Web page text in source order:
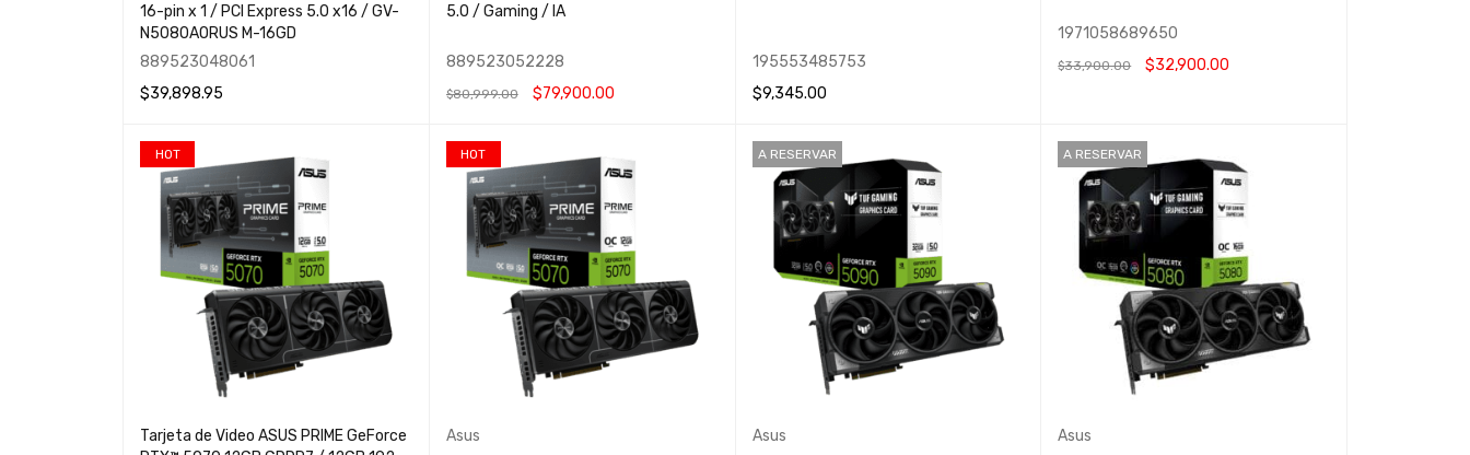
16-pin x 1 / PCI Express 5.0 x16 / GV-
N5080AORUS M-16GD
889523048061
$39,898.95
5.0 / Gaming / IA
889523052228
$80,999.00 $79,900.00
195553485753
$9,345.00
1971058689650
$33,900.00 $32,900.00
HOT
Tarjeta de Video ASUS PRIME GeForce
HOT
Asus
A RESERVAR
Asus
A RESERVAR
Asus